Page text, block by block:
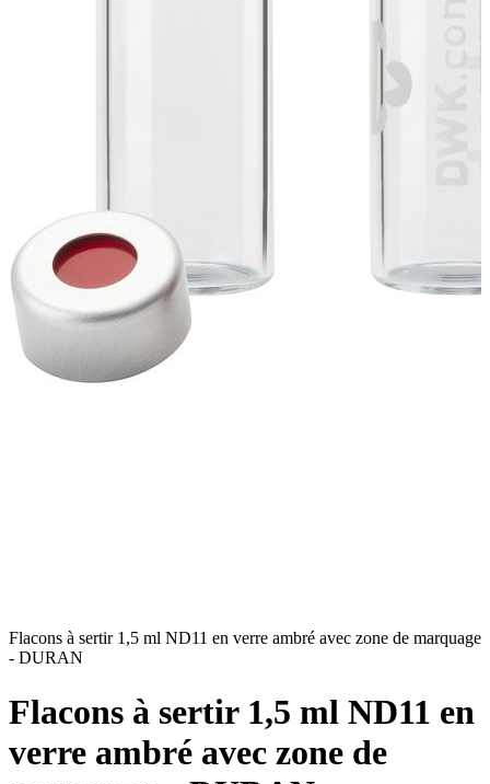
Flacons à sertir 1,5 ml ND11 en verre ambré avec zone de marquage
- DURAN
Flacons à sertir 1,5 ml ND11 en
verre ambré avec zone de